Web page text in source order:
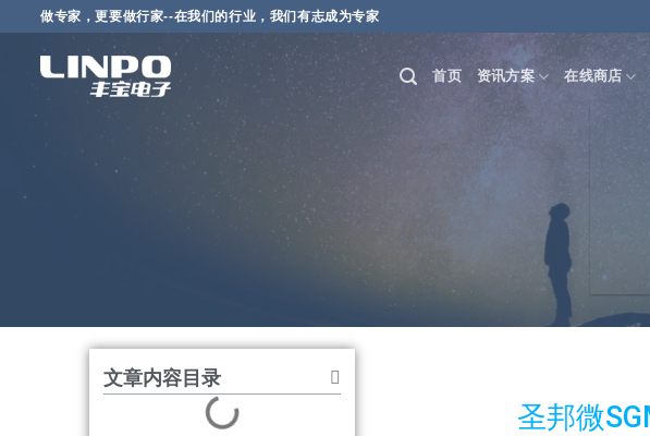
做专家，更要做行家--在我们的行业，我们有志成为专家
首页 资讯方案 在线商店
科技美好生活，创新成就未来
文章内容目录
圣邦微